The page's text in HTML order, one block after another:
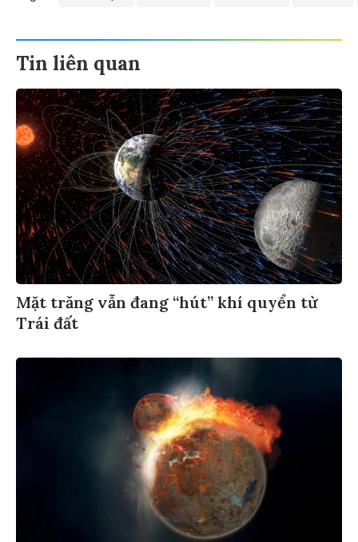
Tin liên quan
Mặt trăng vẫn đang “hút” khí quyển từ
Trái đất